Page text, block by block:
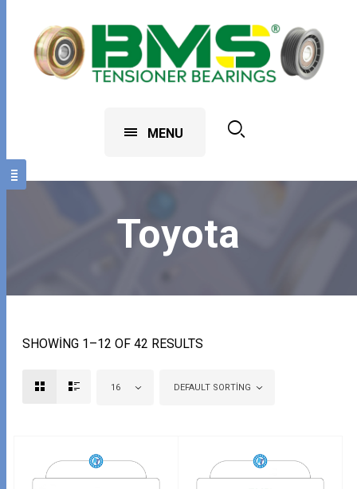
MENU
Toyota
SHOWING 1–12 OF 42 RESULTS
16 DEFAULT SORTING